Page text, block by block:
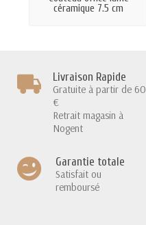
céramique 7.5 cm
Livraison Rapide
Gratuite à partir de 60
€
Retrait magasin à
Nogent
Garantie totale
Satisfait ou
remboursé